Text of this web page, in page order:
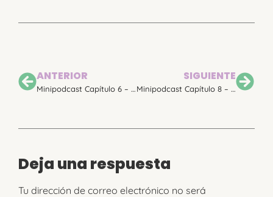
ANTERIOR
Minipodcast Capítulo 6 – El destete nocturno
SIGUIENTE
Minipodcast Capítulo 8 – Cubrir necesidades básicas
Deja una respuesta
Tu dirección de correo electrónico no será